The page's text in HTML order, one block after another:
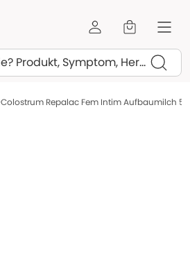
Colostrum Repalac Fem Intim Aufbaumilch